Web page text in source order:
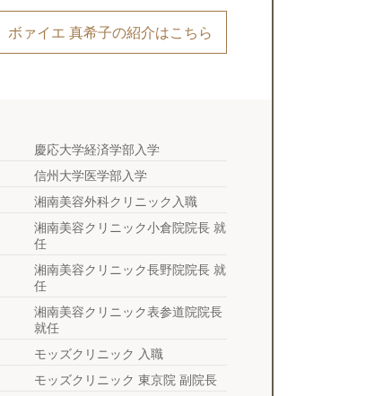
ボァイエ 真希子の紹介はこちら
慶応大学経済学部入学
信州大学医学部入学
湘南美容外科クリニック入職
湘南美容クリニック小倉院院長 就
任
湘南美容クリニック長野院院長 就
任
湘南美容クリニック表参道院院長
就任
モッズクリニック 入職
モッズクリニック 東京院 副院長